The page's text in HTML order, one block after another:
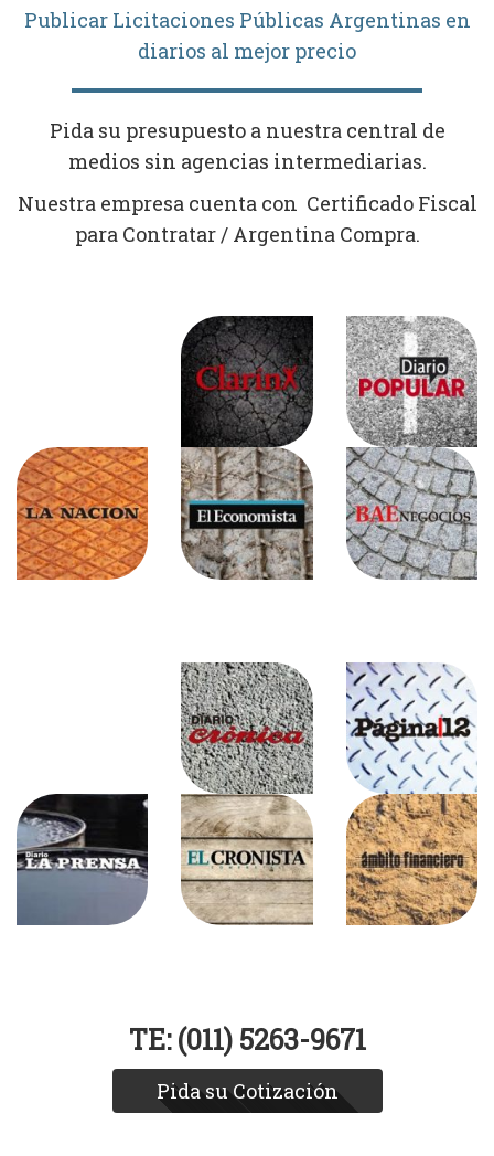
Publicar Licitaciones Públicas Argentinas en
diarios al mejor precio
Pida su presupuesto a nuestra central de
medios sin agencias intermediarias.
Nuestra empresa cuenta con Certificado Fiscal
para Contratar / Argentina Compra.
TE: (011) 5263-9671
Pida su Cotización